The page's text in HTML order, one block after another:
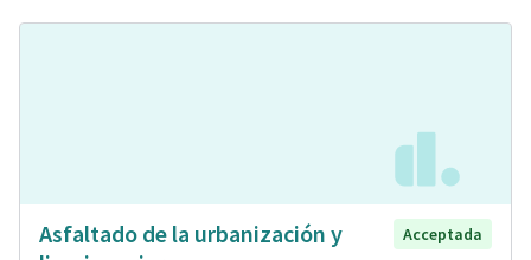
Asfaltado de la urbanización y
Acceptada